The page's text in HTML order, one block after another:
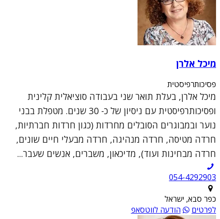
מיכל אלרן
פסיכותרפיסטית
מיכל אלרן, בעלת תואר שני בעבודה סוציאלית קלינית
ופסיכותרפיסטית עם ניסיון של כ- 30 שנים. מטפלת בבני
נוער ובמבוגרים הסובלים מחרדות (כגון חרדות חברתיות,
חרדה מטיסה, חרדה מנהיגה, חרדה מבעלי חיים שונים,
חרדה מבחינות ועוד), מדיכאון, משברים, אנשים שעבר...
054-4292903
כפר סבא, ישראל
לפרטים
הודעה לווטסאפ